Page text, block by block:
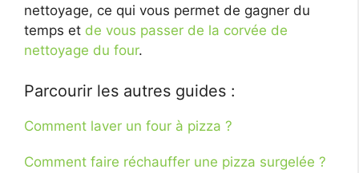
nettoyage, ce qui vous permet de gagner du
temps et de vous passer de la corvée de
nettoyage du four.
Parcourir les autres guides :
Comment laver un four à pizza ?
Comment faire réchauffer une pizza surgelée ?